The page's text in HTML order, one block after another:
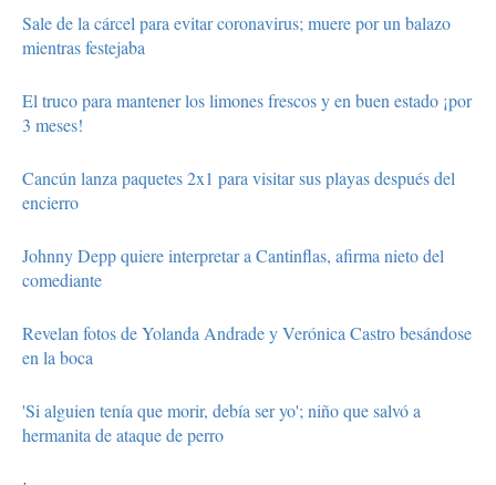
Sale de la cárcel para evitar coronavirus; muere por un balazo
mientras festejaba
El truco para mantener los limones frescos y en buen estado ¡por
3 meses!
Cancún lanza paquetes 2x1 para visitar sus playas después del
encierro
Johnny Depp quiere interpretar a Cantinflas, afirma nieto del
comediante
Revelan fotos de Yolanda Andrade y Verónica Castro besándose
en la boca
'Si alguien tenía que morir, debía ser yo'; niño que salvó a
hermanita de ataque de perro